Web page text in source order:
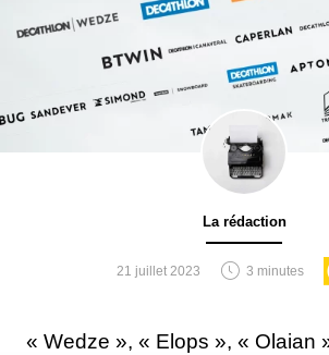
La rédaction
21 juillet 2023 3 minutes
« Wedze », « Elops », « Olaian